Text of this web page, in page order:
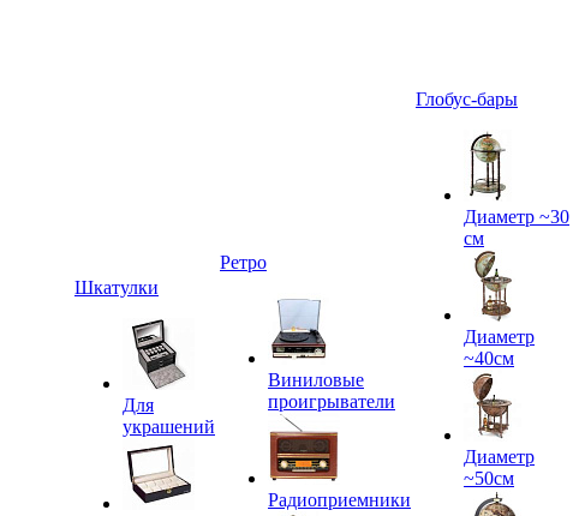
Шкатулки
Для
украшений
Ретро
Виниловые
проигрыватели
Радиоприемники
Глобус-бары
Диаметр ~30
см
Диаметр
~40см
Диаметр
~50см